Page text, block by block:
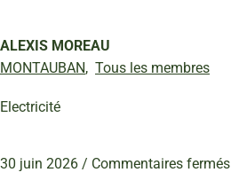
ALEXIS MOREAU
MONTAUBAN, Tous les membres
Electricité
30 juin 2026 / Commentaires fermés